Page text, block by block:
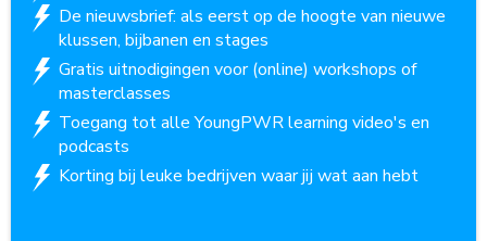
De nieuwsbrief: als eerst op de hoogte van nieuwe
klussen, bijbanen en stages
Gratis uitnodigingen voor (online) workshops of
masterclasses
Toegang tot alle YoungPWR learning video's en
podcasts
Korting bij leuke bedrijven waar jij wat aan hebt